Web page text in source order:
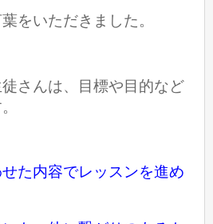
をいただきました。
さんは、目標や目的など
た内容でレッスンを進め